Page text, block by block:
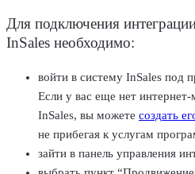
Для подключения
InSales необходимо:
войти в систему InSales под
Если у вас еще нет
InSales, вы можете создать
не прибегая к услугам
зайти в панель управления